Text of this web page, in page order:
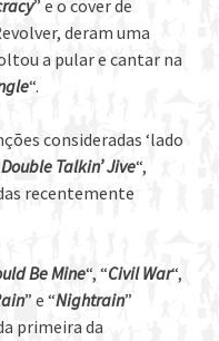
” e o cover de
deram uma
a pular e cantar na
“.
consideradas ‘lado
Double Talkin’ Jive“,
recentemente
Be Mine“, “Civil War“,
” e “Nightrain”
primeira da